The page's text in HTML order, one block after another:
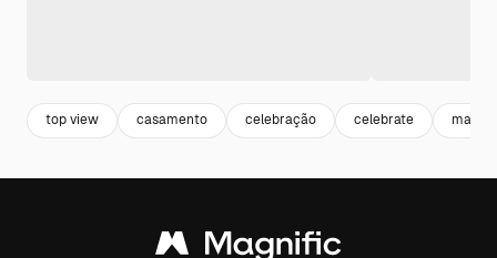
top view casamento celebração celebrate